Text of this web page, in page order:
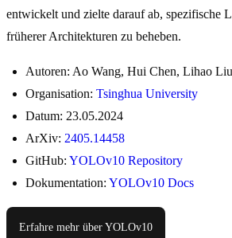
entwickelt und zielte darauf ab, spezifische
früherer Architekturen zu beheben.
Autoren: Ao Wang, Hui Chen, Lihao
Organisation: Tsinghua University
Datum: 23.05.2024
ArXiv: 2405.14458
GitHub: YOLOv10 Repository
Dokumentation: YOLOv10 Docs
Erfahre mehr über YOLOv10